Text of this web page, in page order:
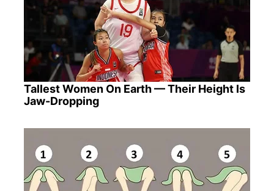
Tallest Women On Earth — Their Height Is
Jaw-Dropping